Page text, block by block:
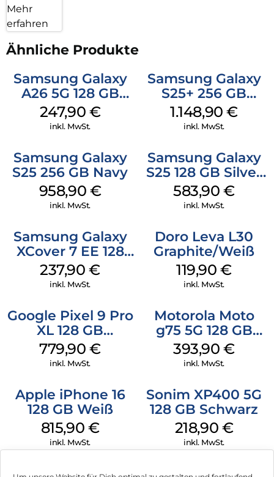
Mehr
erfahren
Ähnliche Produkte
Samsung Galaxy
A26 5G 128 GB
Black
247,90 €
inkl. MwSt.
Samsung Galaxy
S25+ 256 GB
Icyblue
1.148,90€
inkl. MwSt.
Samsung Galaxy
S25 256 GB Navy
958,90 €
inkl. MwSt.
Samsung Galaxy
S25 128 GB Silver
Shadow
583,90€
inkl. MwSt.
Samsung Galaxy
XCover 7 EE 128
GB Black
237,90€
inkl. MwSt.
Doro Leva L30
Graphite/Weiß
119,90€
inkl. MwSt.
Google Pixel 9 Pro
XL 128 GB
Obsidian
779,90€
inkl. MwSt.
Motorola Moto
g75 5G 128 GB
Charcoal Gray
393,90€
inkl. MwSt.
Apple iPhone 16
128 GB Weiß
815,90 €
inkl. MwSt.
Sonim XP400 5G
128 GB Schwarz
218,90 €
inkl. MwSt.